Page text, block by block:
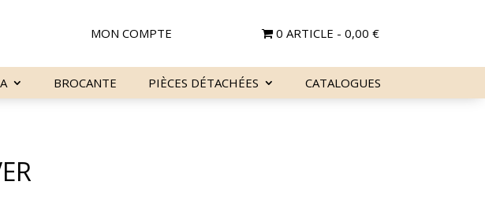
MON COMPTE 0 ARTICLE 0,00 €
BROCANTE PIÈCES DÉTACHÉES CATALOGUES